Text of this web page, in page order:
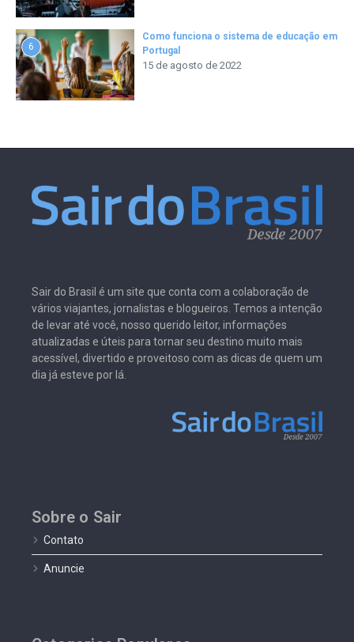
6
Como funciona o sistema de educação em
Portugal
15 de agosto de 2022
Sair do Brasil é um site que conta com a colaboração de
vários viajantes, jornalistas e blogueiros. Temos a intenção
de levar até você, nosso querido leitor, informações
atualizadas e úteis para tornar seu destino muito mais
acessível, divertido e proveitoso com as dicas de quem um
dia já esteve por lá.
Sobre o Sair
Contato
Anuncie